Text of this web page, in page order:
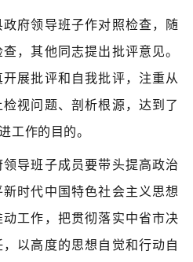
府领导班子作对照检查，随
，其他同志提出批评意见。
展批评和自我批评，注重从
视问题、剖析根源，达到了
工作的目的。
导班子成员要带头提高政治
时代中国特色社会主义思想
工作，把贯彻落实中省市决
以高度的思想自觉和行动自